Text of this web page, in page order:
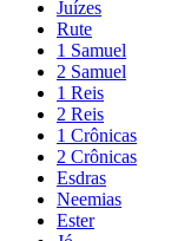
Juízes
Rute
1 Samuel
2 Samuel
1 Reis
2 Reis
1 Crônicas
2 Crônicas
Esdras
Neemias
Ester